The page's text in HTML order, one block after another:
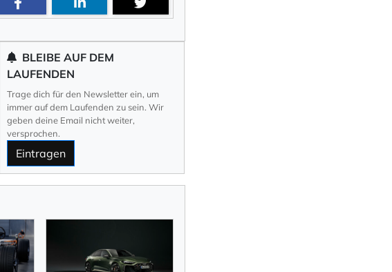
BLEIBE AUF DEM
LAUFENDEN
Trage dich für den Newsletter ein, um
immer auf dem Laufenden zu sein. Wir
geben deine Email nicht weiter,
versprochen.
Eintragen